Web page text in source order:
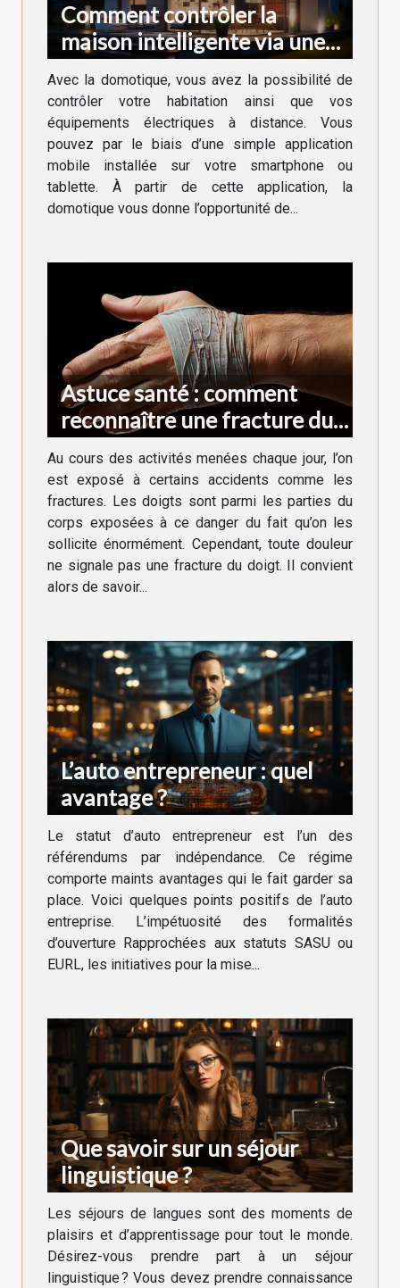
Comment contrôler la
maison intelligente via une
application ?
Avec la domotique, vous avez la possibilité de
contrôler votre habitation ainsi que vos
équipements électriques à distance. Vous
pouvez par le biais d’une simple application
mobile installée sur votre smartphone ou
tablette. À partir de cette application, la
domotique vous donne l’opportunité de...
Astuce santé : comment
reconnaître une fracture du
doigt ?
Au cours des activités menées chaque jour, l’on
est exposé à certains accidents comme les
fractures. Les doigts sont parmi les parties du
corps exposées à ce danger du fait qu’on les
sollicite énormément. Cependant, toute douleur
ne signale pas une fracture du doigt. Il convient
alors de savoir...
L’auto entrepreneur : quel
avantage ?
Le statut d’auto entrepreneur est l’un des
référendums par indépendance. Ce régime
comporte maints avantages qui le fait garder sa
place. Voici quelques points positifs de l’auto
entreprise. L’impétuosité des formalités
d’ouverture Rapprochées aux statuts SASU ou
EURL, les initiatives pour la mise...
Que savoir sur un séjour
linguistique ?
Les séjours de langues sont des moments de
plaisirs et d’apprentissage pour tout le monde.
Désirez-vous prendre part à un séjour
linguistique ? Vous devez prendre connaissance